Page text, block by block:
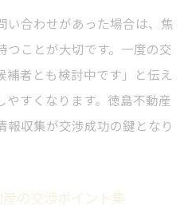
い合わせがあった場合は、焦
つことが大切です。一度の交
者とも検討中です」と伝え
やすくなります。徳島不動産
報収集が交渉成功の鍵となり
の交渉ポイント集